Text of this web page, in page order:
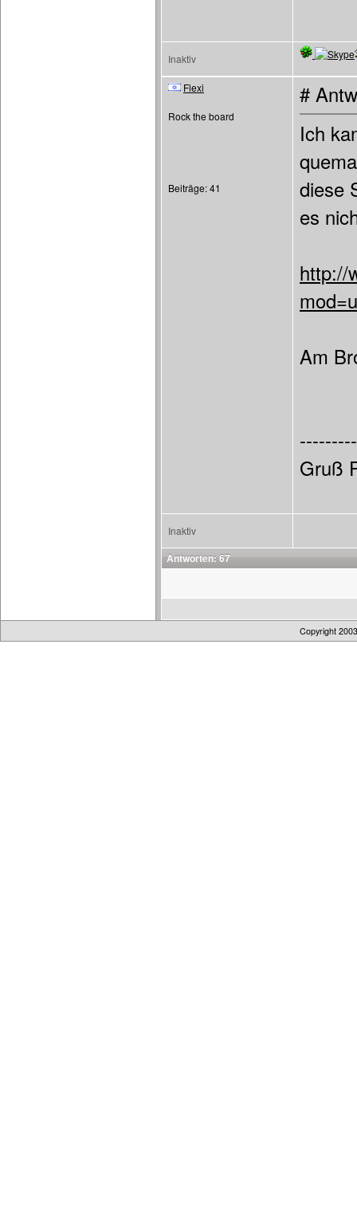
Inaktiv
Flexi
Rock the board
Beiträge: 41
#
Ich
diese
es
http://
Am
Gruß
Inaktiv
Antworten: 67
Copyright